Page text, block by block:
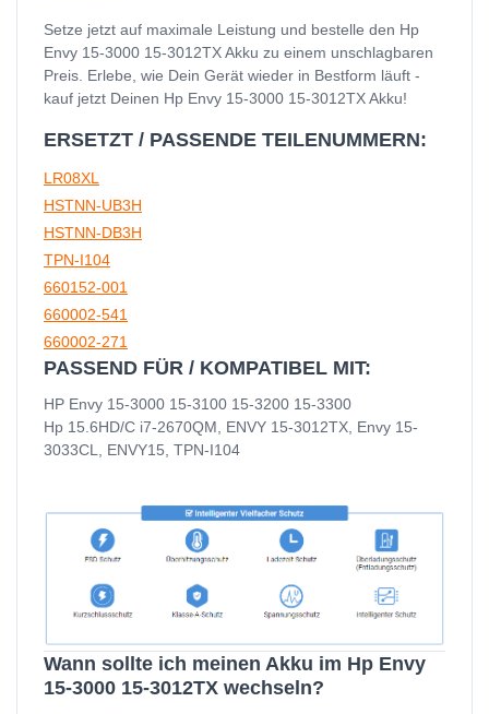
Setze jetzt auf maximale Leistung und bestelle den Hp
Envy 15-3000 15-3012TX Akku zu einem unschlagbaren
Preis. Erlebe, wie Dein Gerät wieder in Bestform läuft -
kauf jetzt Deinen Hp Envy 15-3000 15-3012TX Akku!
ERSETZT / PASSENDE TEILENUMMERN:
LR08XL
HSTNN-UB3H
HSTNN-DB3H
TPN-I104
660152-001
660002-541
660002-271
PASSEND FÜR / KOMPATIBEL MIT:
HP Envy 15-3000 15-3100 15-3200 15-3300
Hp 15.6HD/C i7-2670QM, ENVY 15-3012TX, Envy 15-
3033CL, ENVY15, TPN-I104
Wann sollte ich meinen Akku im Hp Envy
15-3000 15-3012TX wechseln?